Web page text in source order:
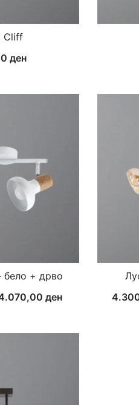
Cliff
ден
бело + дрво
денPrice